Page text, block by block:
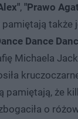
, "Prawo
także
Dance
Michaela
pamiętają, że
o